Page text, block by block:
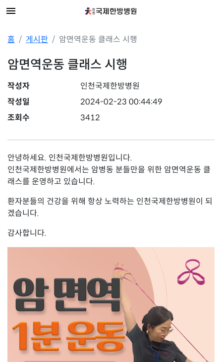
홈 게시판 암면역운동 클래스 시행
암면역운동 클래스 시행
작성자
인천국제한방병원
작성일
2024-02-23 00:44:49
조회수
3412
안녕하세요. 인천국제한방병원입니다.
인천국제한방병원에서는 암병동 분들만을 위한 암면역운동 클
래스를 운영하고 있습니다.
환자분들의 건강을 위해 항상 노력하는 인천국제한방병원이 되
겠습니다.
감사합니다.